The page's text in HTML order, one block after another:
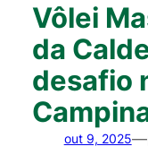
Vôlei
da
desafio
out 9, 2025—